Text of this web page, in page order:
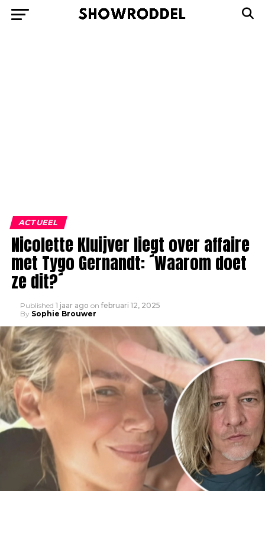
ACTUEEL
Nicolette Kluijver liegt over affaire
met Tygo Gernandt: ´Waarom doet
ze dit?´
Published 1 jaar ago on februari 12, 2025
By Sophie Brouwer